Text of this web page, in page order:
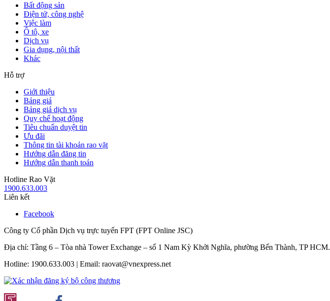
Bất động sản
Điện tử, công nghệ
Việc làm
Ô tô, xe
Dịch vụ
Gia dụng, nội thất
Khác
Hỗ trợ
Giới thiệu
Bảng giá
Bảng giá dịch vụ
Quy chế hoạt động
Tiêu chuẩn duyệt tin
Ưu đãi
Thông tin tài khoản rao vặt
Hướng dẫn đăng tin
Hướng dẫn thanh toán
Hotline Rao Vặt
1900.633.003
Liên kết
Facebook
Công ty Cổ phần Dịch vụ trực tuyến FPT (FPT Online JSC)
Địa chỉ: Tầng 6 – Tòa nhà Tower Exchange – số 1 Nam Kỳ Khởi Nghĩa, phường Bến Thành, TP HCM.
Hotline: 1900.633.003 | Email: raovat@vnexpress.net